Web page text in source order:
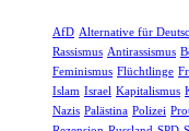
AfD Alternative für
Rassismus Antirassismus
Feminismus Flüchtlinge
Islam Israel Kapitalismus
Nazis Palästina Polizei